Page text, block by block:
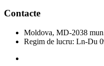
Contacte
Moldova, MD-2038
Regim de lucru: Ln-Du